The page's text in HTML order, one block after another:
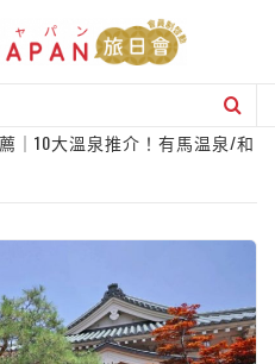
｜10大溫泉推介！有馬温泉/和